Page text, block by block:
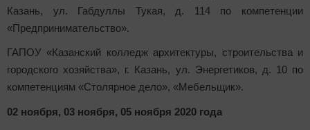
Казань, ул. Габдуллы Тукая, д. 114 по компетенции
«Предпринимательство».
ГАПОУ «Казанский колледж архитектуры, строительства и
городского хозяйства», г. Казань, ул. Энергетиков, д. 10 по
компетенциям «Столярное дело», «Мебельщик».
02 ноября, 03 ноября, 05 ноября 2020 года